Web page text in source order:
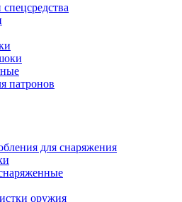
патронов
для снаряжения
оружия